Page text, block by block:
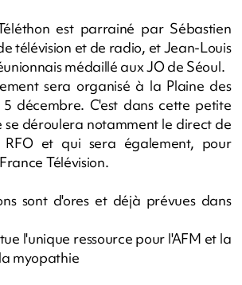
est parrainé par Sébastien
télévision et de radio, et Jean-Louis
médaillé aux JO de Séoul.
sera organisé à la Plaine des
5 décembre. C'est dans cette petite
se déroulera notamment le direct de
et qui sera également, pour
Télévision.
sont d'ores et déjà prévues dans
l'unique ressource pour l'AFM et la
myopathie